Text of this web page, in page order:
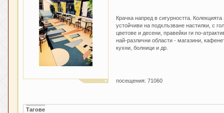
Крачка напред в сигурността.
устойчиви на подхлъзване настилки, с
цветове и десени, правейки ги по-
най-различни области - магазини,
кухни, болници и др.
посещения: 71060
Тагове